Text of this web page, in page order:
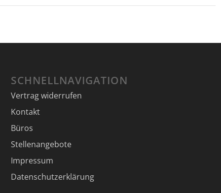
SCHNELLNAVIGATION
Vertrag widerrufen
Kontakt
Büros
Stellenangebote
Impressum
Datenschutzerklärung